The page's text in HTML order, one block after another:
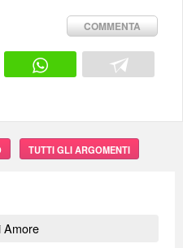
COMMENTA
TUTTI GLI ARGOMENTI
Amore